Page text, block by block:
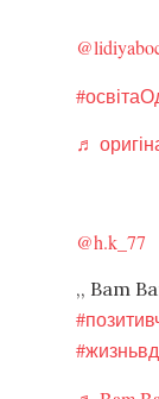
♬
@h.k_77
,, Bam